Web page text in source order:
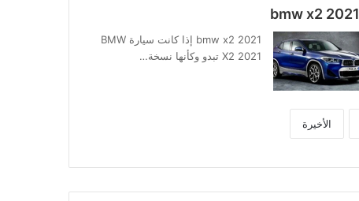
bmw x2 2021
bmw x2 2021 إذا كانت سيارة BMW
X2 2021 تبدو وكأنها نسخة…
الأخيرة